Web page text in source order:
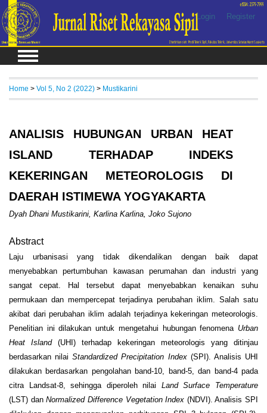
Login Register
Home > Vol 5, No 2 (2022) > Mustikarini
ANALISIS HUBUNGAN URBAN HEAT
ISLAND TERHADAP INDEKS
KEKERINGAN METEOROLOGIS DI
DAERAH ISTIMEWA YOGYAKARTA
Dyah Dhani Mustikarini, Karlina Karlina, Joko Sujono
Abstract
Laju urbanisasi yang tidak dikendalikan dengan baik dapat
menyebabkan pertumbuhan kawasan perumahan dan industri yang
sangat cepat. Hal tersebut dapat menyebabkan kenaikan suhu
permukaan dan mempercepat terjadinya perubahan iklim. Salah satu
akibat dari perubahan iklim adalah terjadinya kekeringan meteorologis.
Penelitian ini dilakukan untuk mengetahui hubungan fenomena Urban
Heat Island(UHI) terhadap kekeringan meteorologis yang ditinjau
berdasarkan nilaiStandardized Precipitation Index(SPI). Analisis UHI
dilakukan berdasarkan pengolahan band-10, band-5, dan band-4 pada
citra Landsat-8, sehingga diperoleh nilai Land Surface Temperature
(LST) danNormalized Difference Vegetation Index (NDVI). Analisis SPI